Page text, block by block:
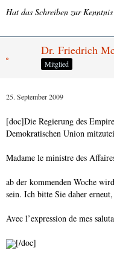
Hat das Schreiben zur Kenntnis
Dr. Friedrich
Mitglied
25. September 2009
[doc]Die Regierung des
Demokratischen Union
Madame le ministre des
ab der kommenden Woche
sein. Ich bitte Sie daher
Avec l’expression de mes
[/doc]